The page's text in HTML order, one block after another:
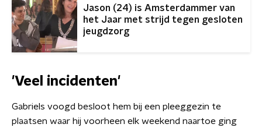
Jason (24) is Amsterdammer van
het Jaar met strijd tegen gesloten
jeugdzorg
'Veel incidenten'
Gabriels voogd besloot hem bij een pleeggezin te
plaatsen waar hij voorheen elk weekend naartoe ging